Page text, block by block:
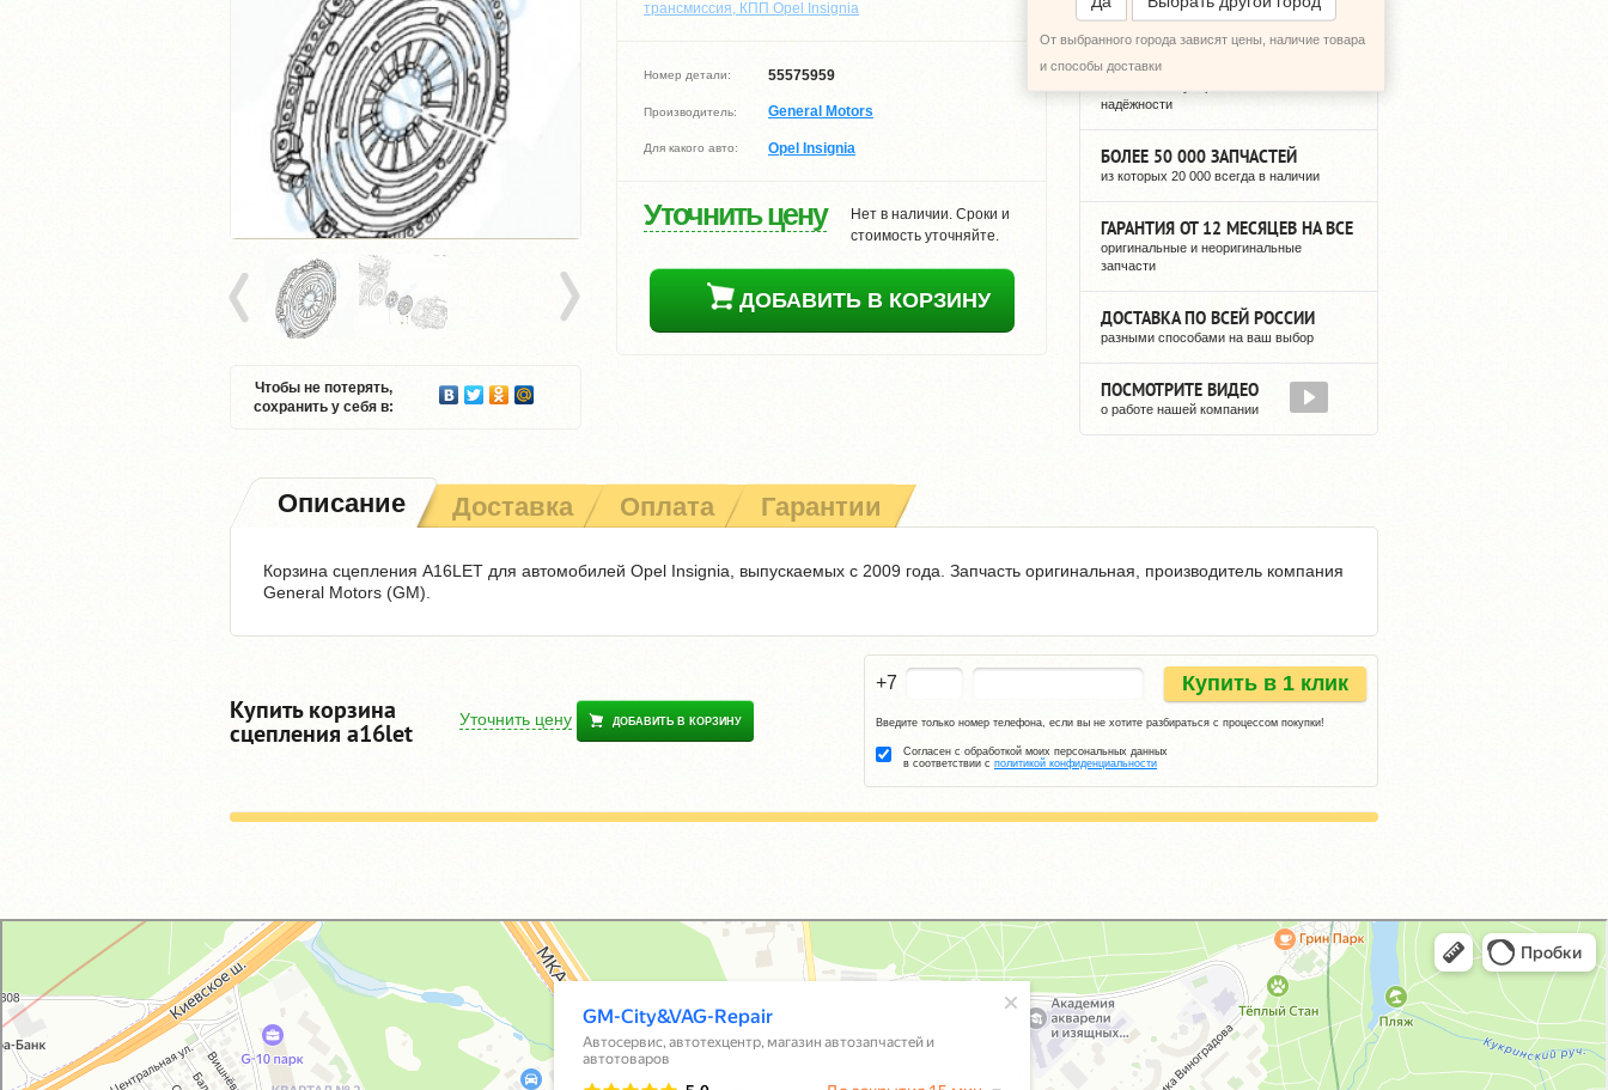
трансмиссия, КПП Opel Insignia
Чтобы не потерять,
сохранить у себя в:
Номер детали: 55575959
Производитель: General Motors
Для какого авто: Opel Insignia
Уточнить цену
Нет в наличии. Сроки и
стоимость уточняйте.
ДОБАВИТЬ В КОРЗИНУ
От выбранного города зависят цены, наличие товара
и способы доставки12 ЛЕТ РЕГУЛЯРНЫХ ПОСТАВОК
надёжности
БОЛЕЕ 50 000 ЗАПЧАСТЕЙ
из которых 20 000 всегда в наличии
ГАРАНТИЯ ОТ 12 МЕСЯЦЕВ НА ВСЕ
оригинальные и неоригинальные
запчасти
ДОСТАВКА ПО ВСЕЙ РОССИИ
разными способами на ваш выбор
ПОСМОТРИТЕ ВИДЕО
о работе нашей компании
Описание Доставка Оплата Гарантии
Корзина сцепления A16LET для автомобилей Opel Insignia, выпускаемых с 2009 года. Запчасть оригинальная, производитель компания
General Motors (GM).
Купить корзина
сцепления a16let Уточнить цену ДОБАВИТЬ В КОРЗИНУ
+7 Купить в 1 клик
Введите только номер телефона, если вы не хотите разбираться с процессом покупки!
Согласен с обработкой моих персональных данных
в соответствии с политикой конфиденциальности
GM-City&VAG-Repair
Автосервис, автотехцентр в Москве
Магазин автозапчастей и автотоваров в Москве